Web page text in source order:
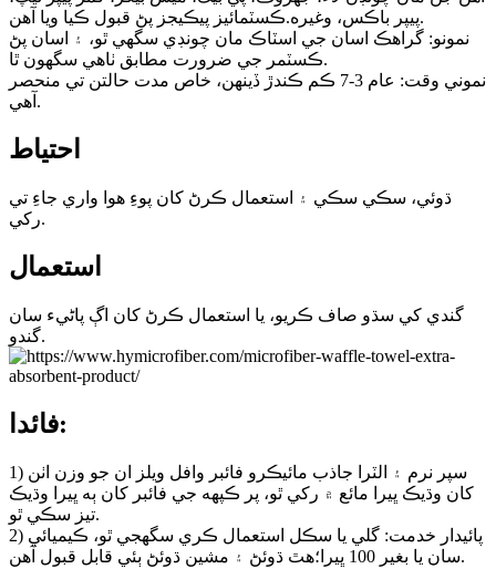
پيپر باڪس، وغيره.ڪسٽمائيز پيڪيجز پڻ قبول ڪيا ويا آهن.
نمونو: گراهڪ اسان جي اسٽاڪ مان چونڊي سگهي ٿو، ۽ اسان پڻ
ڪسٽمر جي ضرورت مطابق ٺاهي سگهون ٿا.
نموني وقت: عام 3-7 ڪم ڪندڙ ڏينهن، خاص مدت حالتن تي منحصر
آهي.
احتياط
ڌوئي، سڪي سڪي ۽ استعمال ڪرڻ کان پوءِ هوا واري جاءِ تي
رکي.
استعمال
گندي کي سڌو صاف ڪريو، يا استعمال ڪرڻ کان اڳ پاڻيء سان
گندو.
فائدا:
1) سپر نرم ۽ الٽرا جاذب مائيڪرو فائبر وافل ويلز ان جو وزن اٺن
کان وڌيڪ ڀيرا مائع ۾ رکي ٿو، پر ڪپهه جي فائبر کان ٻه ڀيرا وڌيڪ
تيز سڪي ٿو.
2) پائيدار خدمت: گلي يا سڪل استعمال ڪري سگھجي ٿو، ڪيميائي
سان يا بغير 100 ڀيرا؛هٿ ڌوئڻ ۽ مشين ڌوئڻ ٻئي قابل قبول آهن.